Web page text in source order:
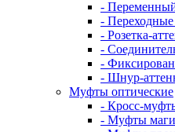
-
- Переходные
- Розетка-
-
-
- Шнур-
Муфты оптические
- Кросс-
- Муфты